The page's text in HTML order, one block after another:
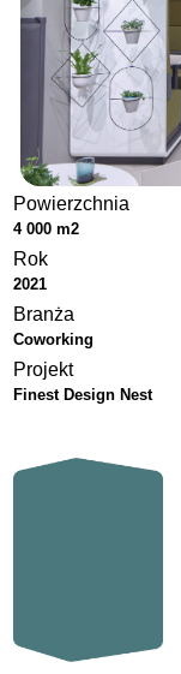
Powierzchnia
4 000 m2
Rok
2021
Branża
Coworking
Projekt
Finest Design Nest